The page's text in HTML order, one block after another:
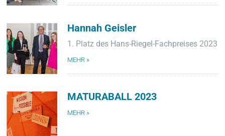
Hannah Geisler
1. Platz des Hans-Riegel-Fachpreises 2023
MEHR »
MATURABALL 2023
MEHR »